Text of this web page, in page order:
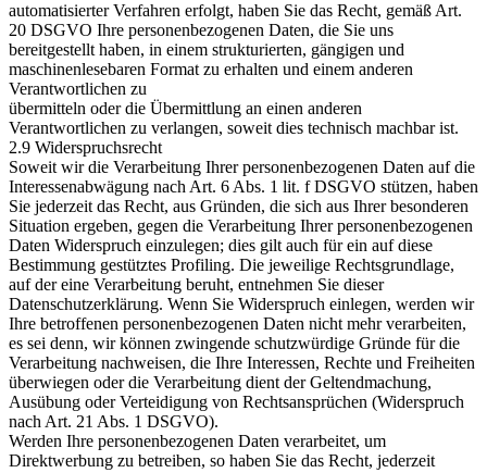
automatisierter Verfahren erfolgt, haben Sie das Recht, gemäß Art.
20 DSGVO Ihre personenbezogenen Daten, die Sie uns
bereitgestellt haben, in einem strukturierten, gängigen und
maschinenlesebaren Format zu erhalten und einem anderen
Verantwortlichen zu
übermitteln oder die Übermittlung an einen anderen
Verantwortlichen zu verlangen, soweit dies technisch machbar ist.
2.9 Widerspruchsrecht
Soweit wir die Verarbeitung Ihrer personenbezogenen Daten auf die
Interessenabwägung nach Art. 6 Abs. 1 lit. f DSGVO stützen, haben
Sie jederzeit das Recht, aus Gründen, die sich aus Ihrer besonderen
Situation ergeben, gegen die Verarbeitung Ihrer personenbezogenen
Daten Widerspruch einzulegen; dies gilt auch für ein auf diese
Bestimmung gestütztes Profiling. Die jeweilige Rechtsgrundlage,
auf der eine Verarbeitung beruht, entnehmen Sie dieser
Datenschutzerklärung. Wenn Sie Widerspruch einlegen, werden wir
Ihre betroffenen personenbezogenen Daten nicht mehr verarbeiten,
es sei denn, wir können zwingende schutzwürdige Gründe für die
Verarbeitung nachweisen, die Ihre Interessen, Rechte und Freiheiten
überwiegen oder die Verarbeitung dient der Geltendmachung,
Ausübung oder Verteidigung von Rechtsansprüchen (Widerspruch
nach Art. 21 Abs. 1 DSGVO).
Werden Ihre personenbezogenen Daten verarbeitet, um
Direktwerbung zu betreiben, so haben Sie das Recht, jederzeit